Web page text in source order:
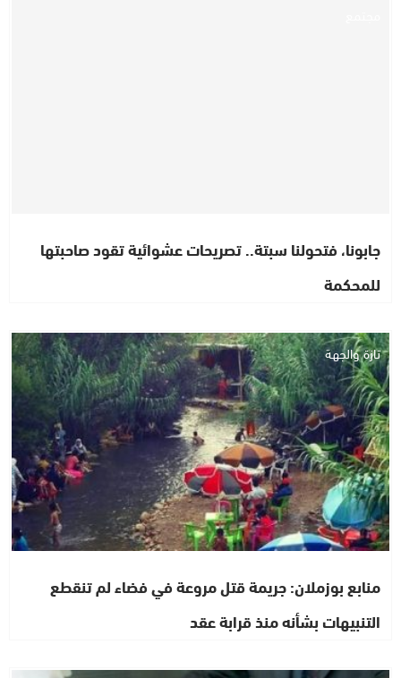
جابونا، فتحولنا سبتة.. تصريحات عشوائية تقود صاحبتها
للمحكمة
تازة والجهة
منابع بوزملان: جريمة قتل مروعة في فضاء لم تنقطع
التنبيهات بشأنه منذ قرابة عقد